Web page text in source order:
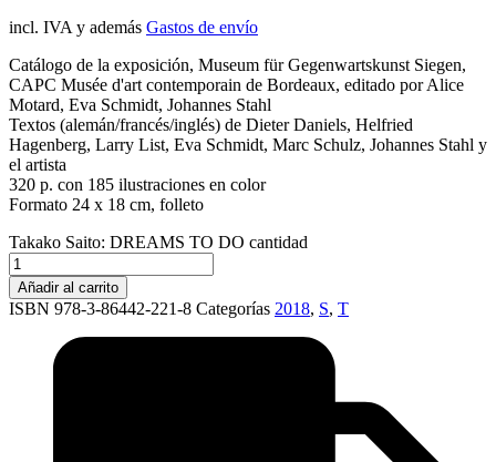
incl. IVA y además Gastos de envío
Catálogo de la exposición, Museum für Gegenwartskunst Siegen,
CAPC Musée d'art contemporain de Bordeaux, editado por Alice
Motard, Eva Schmidt, Johannes Stahl
Textos (alemán/francés/inglés) de Dieter Daniels, Helfried
Hagenberg, Larry List, Eva Schmidt, Marc Schulz, Johannes Stahl y
el artista
320 p. con 185 ilustraciones en color
Formato 24 x 18 cm, folleto
Takako Saito: DREAMS TO DO cantidad
Añadir al carrito
ISBN 978-3-86442-221-8 Categorías 2018, S, T